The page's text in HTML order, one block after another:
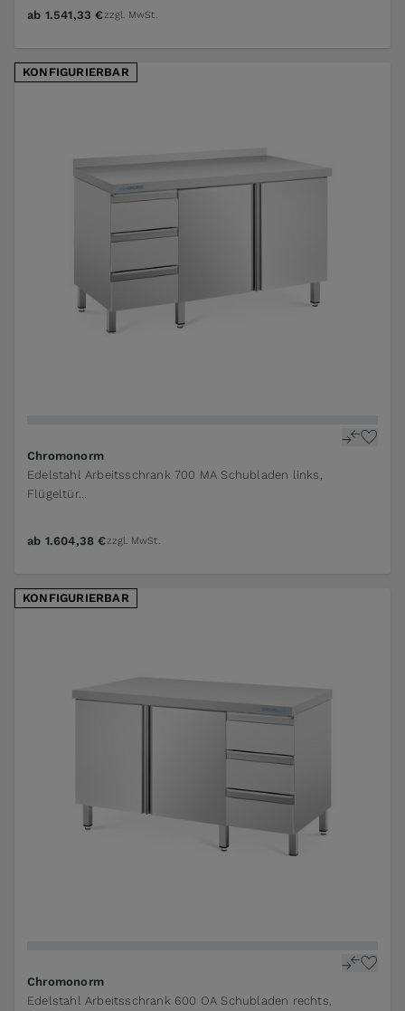
ab 1.541,33 €zzgl. MwSt.
KONFIGURIERBAR
Chromonorm
Edelstahl Arbeitsschrank 700 MA Schubladen links,
Flügeltür...
The price depends on the options chosen on the
ab 1.604,38 €zzgl. MwSt.
KONFIGURIERBAR
Chromonorm
Edelstahl Arbeitsschrank 600 OA Schubladen rechts,
The price depends on the options chosen on the